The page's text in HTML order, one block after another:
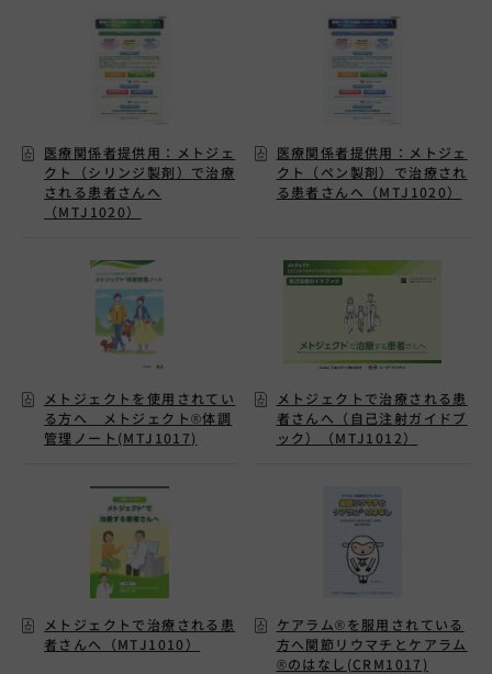
医療関係者提供用：メトジェ
クト（シリンジ製剤）で治療
される患者さんへ
（MTJ1020）
医療関係者提供用：メトジェ
クト（ペン製剤）で治療され
る患者さんへ（MTJ1020）
メトジェクトを使用されてい
る方へ メトジェクト®体調
管理ノート(MTJ1017)
メトジェクトで治療される患
者さんへ（自己注射ガイドブ
ック）（MTJ1012）
メトジェクトで治療される患
者さんへ（MTJ1010）
ケアラム®を服用されている
方へ関節リウマチとケアラム
®のはなし(CRM1017)